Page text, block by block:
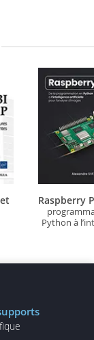
Raspberry
Python à